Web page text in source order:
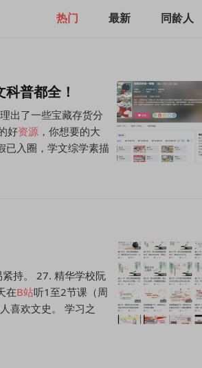
热门 最新 同龄人
普都全！
出了一些宝藏存货分
好资源 ，你想要的大
已入圈，学文综学素描
持。 27. 精华学校阮
在B站听1至2节课（周
喜欢文史。 学习之